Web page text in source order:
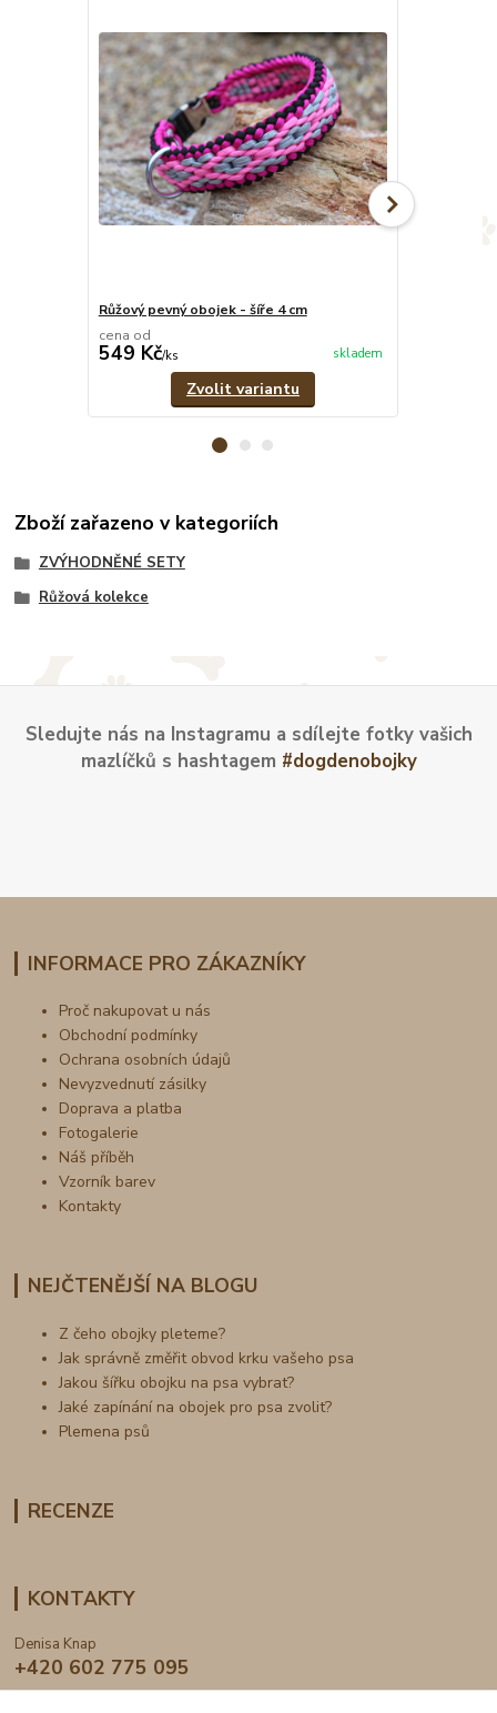
Růžový pevný obojek - šíře 4 cm
cena od
549 Kč/ks skladem
Zvolit variantu
Zboží zařazeno v kategoriích
ZVÝHODNĚNÉ SETY
Růžová kolekce
Sledujte nás na Instagramu a sdílejte fotky vašich
mazlíčků s hashtagem #dogdenobojky
INFORMACE PRO ZÁKAZNÍKY
Proč nakupovat u nás
Obchodní podmínky
Ochrana osobních údajů
Nevyzvednutí zásilky
Doprava a platba
Fotogalerie
Náš příběh
Vzorník barev
Kontakty
NEJČTENĚJŠÍ NA BLOGU
Z čeho obojky pleteme?
Jak správně změřit obvod krku vašeho psa
Jakou šířku obojku na psa vybrat?
Jaké zapínání na obojek pro psa zvolit?
Plemena psů
RECENZE
KONTAKTY
Denisa Knap
+420 602 775 095